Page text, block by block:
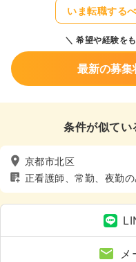
いま転職する
希望や経験を
最新の募集
条件が似てい
京都市北区
正看護師、常勤、夜勤
メ